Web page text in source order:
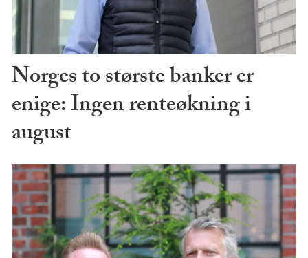
Norges to største banker er
enige: Ingen renteøkning i
august